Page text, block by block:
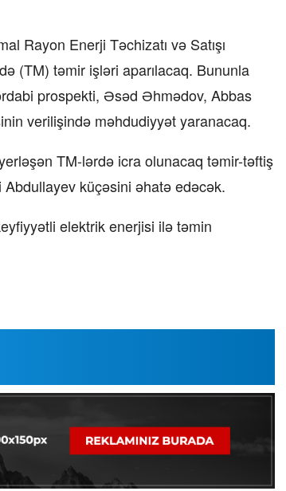
Rayon Enerji Təchizatı və Satışı
(TM) təmir işləri aparılacaq. Bununla
prospekti, Əsəd Əhmədov, Abbas
verilişində məhdudiyyət yaranacaq.
TM-lərdə icra olunacaq təmir-təftiş
küçəsini əhatə edəcək.
elektrik enerjisi ilə təmin